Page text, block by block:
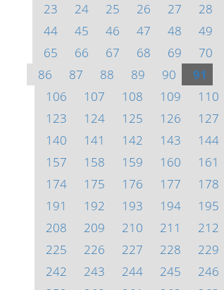
23
24 25 26 27 28
44
45 46 47 48 49
65
66 67 68 69 70
86
87 88 89 90 91
106
107 108 109 110
123
124 125 126 127
140
141 142 143 144
157
158 159 160 161
174
175 176 177 178
191
192 193 194 195
208
209 210 211 212
225
226 227 228 229
242
243 244 245 246